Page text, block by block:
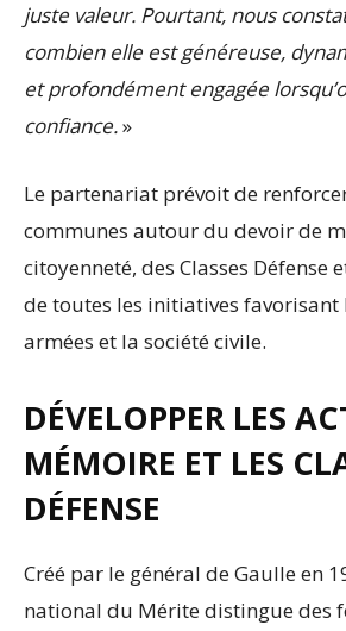
juste valeur. Pourtant, nous
combien elle est généreuse,
et profondément engagée
confiance.»
Le partenariat prévoit de
communes autour du devoir de
citoyenneté, des Classes Défense
de toutes les initiatives favorisant
armées et la société civile.
DÉVELOPPER LES
MÉMOIRE ET LES
DÉFENSE
Créé par le général de Gaulle en
national du Mérite distingue des